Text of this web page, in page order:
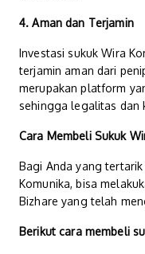
4. Aman dan Terjamin
Investasi sukuk Wira
terjamin aman dari
merupakan platform
sehingga legalitas dan
Cara Membeli Sukuk
Bagi Anda yang
Komunika, bisa
Bizhare yang telah
Berikut cara membeli